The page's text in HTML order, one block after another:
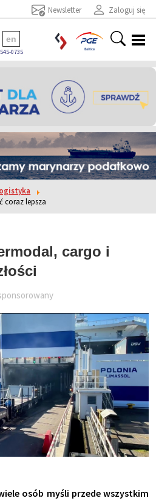
Zaloguj się
Newsletter
0735
en
coraz lepsza
cargo i
osób myśli przede wszystkim